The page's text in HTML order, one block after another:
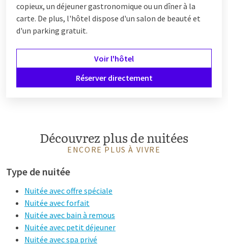
copieux, un déjeuner gastronomique ou un dîner à la
carte. De plus, l'hôtel dispose d'un salon de beauté et
d'un parking gratuit.
Voir l'hôtel
Réserver directement
Découvrez plus de nuitées
ENCORE PLUS À VIVRE
Type de nuitée
Nuitée avec offre spéciale
Nuitée avec forfait
Nuitée avec bain à remous
Nuitée avec petit déjeuner
Nuitée avec spa privé